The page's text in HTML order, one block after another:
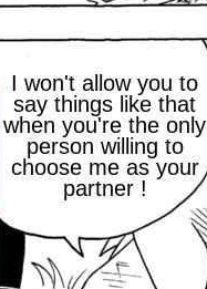
I won't allow you to
say things like that
when you're the only
person willing to
choose me as your
partner !